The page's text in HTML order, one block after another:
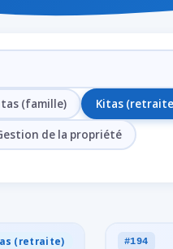
(famille) Kitas
de la propriété
(retraite) #194